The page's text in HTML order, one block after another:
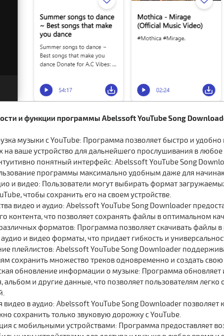
и функции программы Abelssoft YouTube Song
музыки с YouTube: Программа позволяет быстро и
на ваше устройство для дальнейшего прослушивания в
понятный интерфейс: Abelssoft YouTube Song
программы максимально удобным даже для
и видео: Пользователи могут выбирать формат
чтобы сохранить его на своем устройстве.
видео и аудио: Abelssoft YouTube Song Downloader
контента, что позволяет сохранять файлы в оптимальном
форматов: Программа позволяет скачивать файлы
и видео форматы, что придает гибкость и
плейлистов: Abelssoft YouTube Song Downloader
сохранить множество треков одновременно и создать
обновление информации о музыке: Программа
альбом и другие данные, что позволяет пользователям
видео в аудио: Abelssoft YouTube Song Downloader
сохранить только звуковую дорожку с YouTube.
с мобильными устройствами: Программа предоставляет